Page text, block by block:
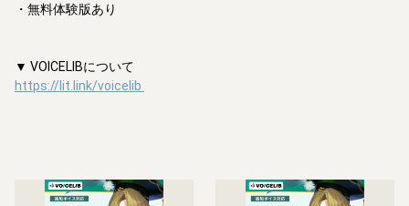
・無料体験版あり
https://lit.link/voicelib